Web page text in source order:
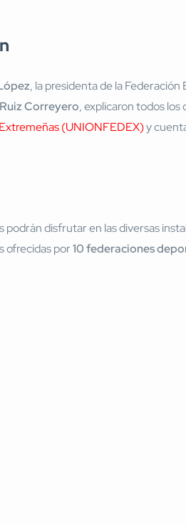
, la presidenta de la
Correyero, explicaron todos
(UNIONFEDEX)y
disfrutar en las diversas
ofrecidas por10 federaciones